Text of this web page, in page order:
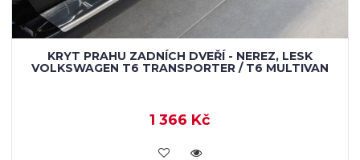
KRYT PRAHU ZADNÍCH DVEŘÍ - NEREZ, LESK
VOLKSWAGEN T6 TRANSPORTER / T6 MULTIVAN
1 366 Kč
KOUPIT